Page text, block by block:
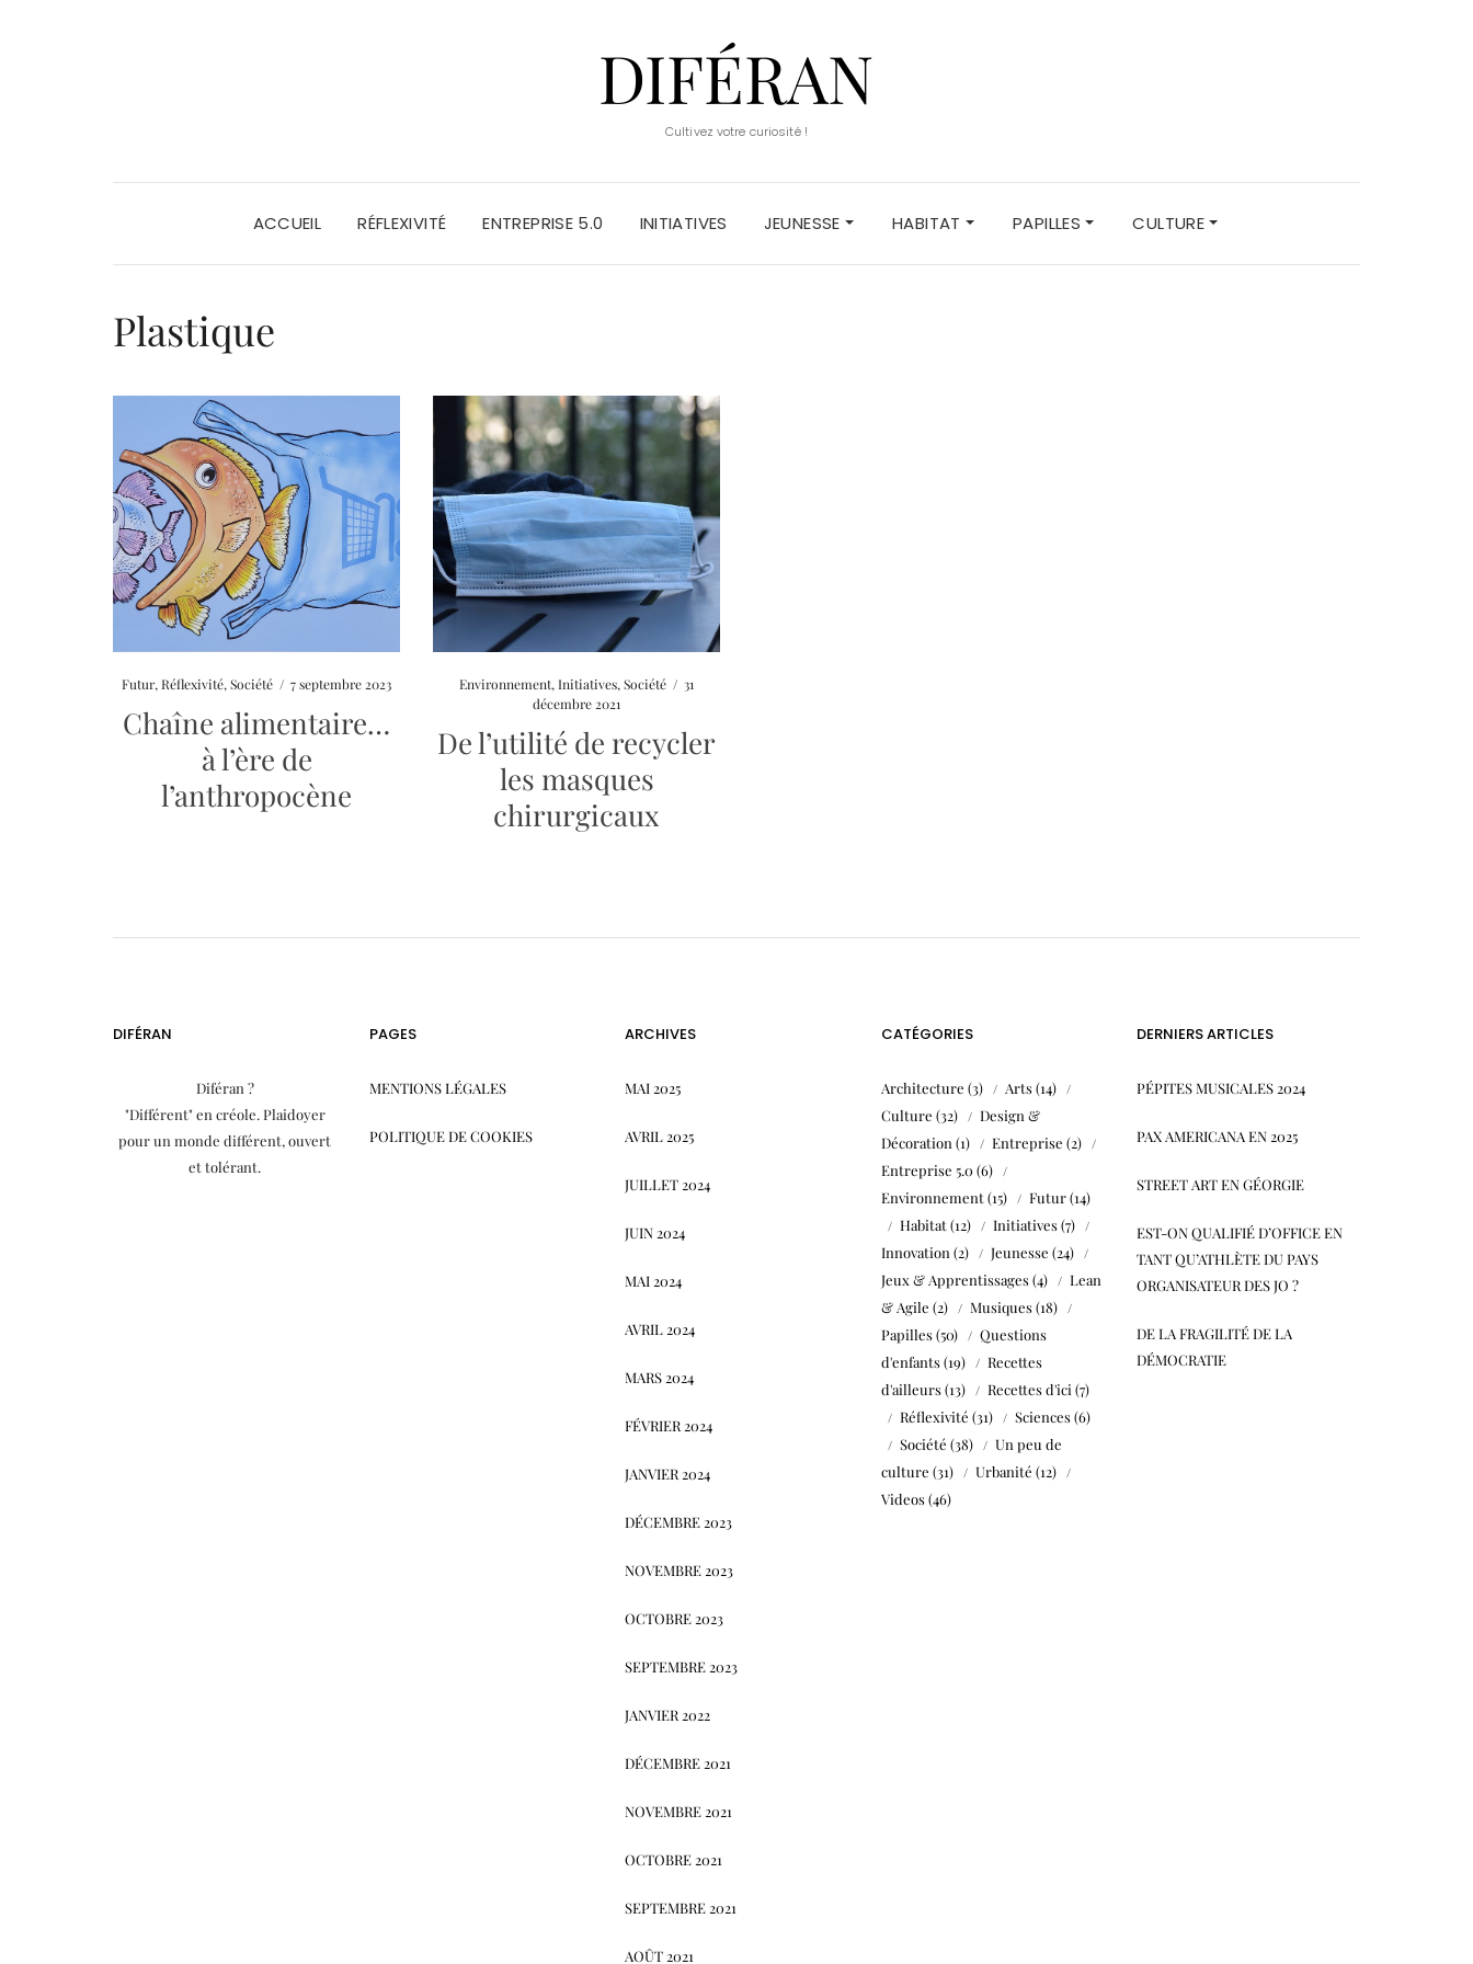
DIFÉRAN
Cultivez votre curiosité !
ACCUEIL RÉFLEXIVITÉ ENTREPRISE 5.0 INITIATIVES JEUNESSE HABITAT PAPILLES CULTURE
Plastique
Futur,Réflexivité,Société / 7 septembre 2023
Chaîne alimentaire…
à l’ère de
l’anthropocène
Environnement,Initiatives,Société / 31
décembre 2021
De l’utilité de recycler
les masques
chirurgicaux
DIFÉRAN
Diféran ?
"Différent" en créole. Plaidoyer
pour un monde différent, ouvert
et tolérant.
PAGES
MENTIONS LÉGALES
POLITIQUE DE COOKIES
ARCHIVES
MAI 2025
AVRIL 2025
JUILLET 2024
JUIN 2024
MAI 2024
AVRIL 2024
MARS 2024
FÉVRIER 2024
JANVIER 2024
DÉCEMBRE 2023
NOVEMBRE 2023
OCTOBRE 2023
SEPTEMBRE 2023
JANVIER 2022
DÉCEMBRE 2021
NOVEMBRE 2021
OCTOBRE 2021
SEPTEMBRE 2021
AOÛT 2021
CATÉGORIES
Architecture (3) Arts(14)
Culture (32)
Design &
Décoration (1) Entreprise (2)
Entreprise 5.0 (6)
Environnement(15) Futur(14)
Habitat(12) Initiatives(7)
Innovation (2) Jeunesse (24)
Jeux & Apprentissages(4)
Lean
& Agile (2) Musiques(18)
Papilles(50)
Questions
d'enfants(19)
Recettes
d'ailleurs(13) Recettes d'ici (7)
Réflexivité (31) Sciences(6)
Société (38)
Un peu de
culture (31) Urbanité (12)
Videos(46)
DERNIERS ARTICLES
PÉPITES MUSICALES 2024
PAX AMERICANA EN 2025
STREET ART EN GÉORGIE
EST-ON QUALIFIÉ D’OFFICE EN
TANT QU’ATHLÈTE DU PAYS
ORGANISATEUR DES JO ?
DE LA FRAGILITÉ DE LA
DÉMOCRATIE